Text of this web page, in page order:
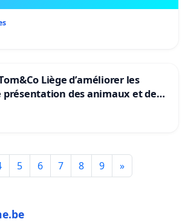
Liège d’améliorer les
présentation des animaux et de
vente d’animaux en magasin
5 6 7 8 9 »